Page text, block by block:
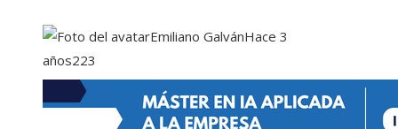
Emiliano GalvánHace 3
años223